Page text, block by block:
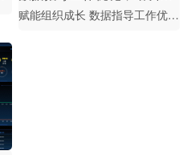
赋能组织成长 数据指导工作优化，培训助力员工成长 360°数据报表：从过程到结果，全流程数据支撑团队工作优化 员工能力图谱：关注员工个人数据，呈现销售贡献度和能力模型 培训赋能：网易课程资源，销售专属培训，帮助每个员工快速成长